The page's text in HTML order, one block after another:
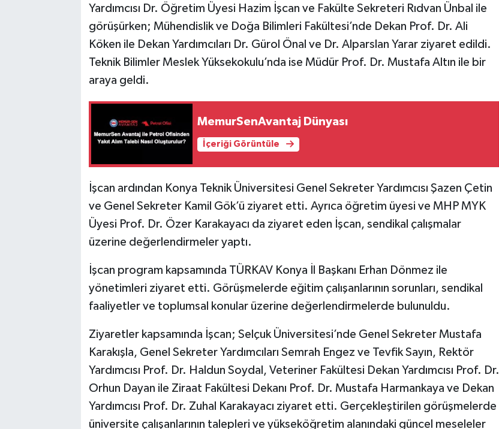
Yardımcısı Dr. Öğretim Üyesi Hazim İşcan ve Fakülte Sekreteri Rıdvan Ünbal ile
görüşürken; Mühendislik ve Doğa Bilimleri Fakültesi’nde Dekan Prof. Dr. Ali
Köken ile Dekan Yardımcıları Dr. Gürol Önal ve Dr. Alparslan Yarar ziyaret edildi.
Teknik Bilimler Meslek Yüksekokulu’nda ise Müdür Prof. Dr. Mustafa Altın ile bir
araya geldi.
MemurSenAvantaj Dünyası
İçeriği Görüntüle
İşcan ardından Konya Teknik Üniversitesi Genel Sekreter Yardımcısı Şazen Çetin
ve Genel Sekreter Kamil Gök’ü ziyaret etti. Ayrıca öğretim üyesi ve MHP MYK
Üyesi Prof. Dr. Özer Karakayacı da ziyaret eden İşcan, sendikal çalışmalar
üzerine değerlendirmeler yaptı.
İşcan program kapsamında TÜRKAV Konya İl Başkanı Erhan Dönmez ile
yönetimleri ziyaret etti. Görüşmelerde eğitim çalışanlarının sorunları, sendikal
faaliyetler ve toplumsal konular üzerine değerlendirmelerde bulunuldu.
Ziyaretler kapsamında İşcan; Selçuk Üniversitesi’nde Genel Sekreter Mustafa
Karakışla, Genel Sekreter Yardımcıları Semrah Engez ve Tevfik Sayın, Rektör
Yardımcısı Prof. Dr. Haldun Soydal, Veteriner Fakültesi Dekan Yardımcısı Prof. Dr.
Orhun Dayan ile Ziraat Fakültesi Dekanı Prof. Dr. Mustafa Harmankaya ve Dekan
Yardımcısı Prof. Dr. Zuhal Karakayacı ziyaret etti. Gerçekleştirilen görüşmelerde
üniversite çalışanlarının talepleri ve yükseköğretim alanındaki güncel meseleler